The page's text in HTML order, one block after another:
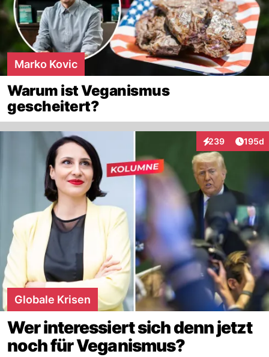
Marko Kovic
Warum ist Veganismus
gescheitert?
239
Interaktionen195d
Globale Krisen
Wer interessiert sich denn jetzt
noch für Veganismus?